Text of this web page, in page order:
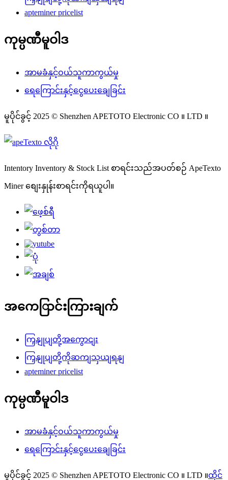
apteminer pricelist
ကုမ္ပဏီမူဝါဒ
အာမခံနှင့်ဝယ်သူကာကွယ်မှု
ရေကြောင်းနှင့်ငွေပေးချေခြင်း
မူပိုင်ခွင့် 2025 © Shenzhen APETOTO Electronic CO ။ LTD ။
Intentory Inventory & Stock List စာရင်းသည်အပတ်စဉ် ApeTexto
Miner စျေးနှုန်းစာရင်းကိုရယူပါ။
အကေြာင်းကြားချက်
ကြှနျုပျတို့အကွောငျး
ကြှနျုပျတို့ကိုဆကျသှယျရနျ
apteminer pricelist
ကုမ္ပဏီမူဝါဒ
အာမခံနှင့်ဝယ်သူကာကွယ်မှု
ရေကြောင်းနှင့်ငွေပေးချေခြင်း
မူပိုင်ခွင့် 2025 © Shenzhen APETOTO Electronic CO ။ LTD ။ထိုင်